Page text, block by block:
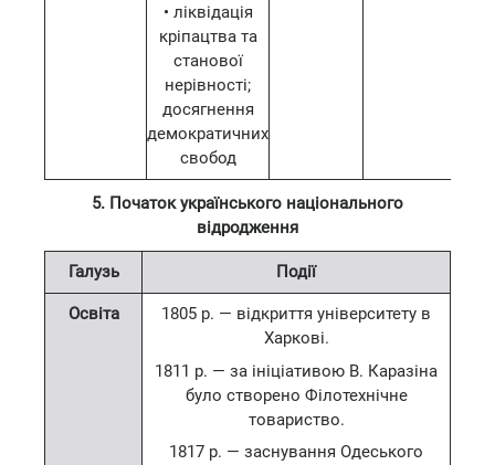
• ліквідація
кріпацтва та
станової
нерівності;
досягнення
демократичних
свобод
5. Початок українського національного
відродження
Галузь Події
Освіта
1805 р. — відкриття університету в
Харкові.
1811 р. — за ініціативою В. Каразіна
було створено Філотехнічне
товариство.
1817 р. — заснування Одеського